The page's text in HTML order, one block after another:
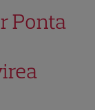
Ponta